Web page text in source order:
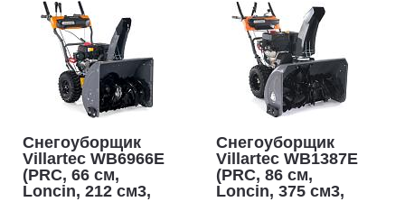
Снегоуборщик
Villartec WB6966E
(PRC, 66 см,
Loncin, 212 см3,
Снегоуборщик
Villartec WB1387E
(PRC, 86 см,
Loncin, 375 см3,